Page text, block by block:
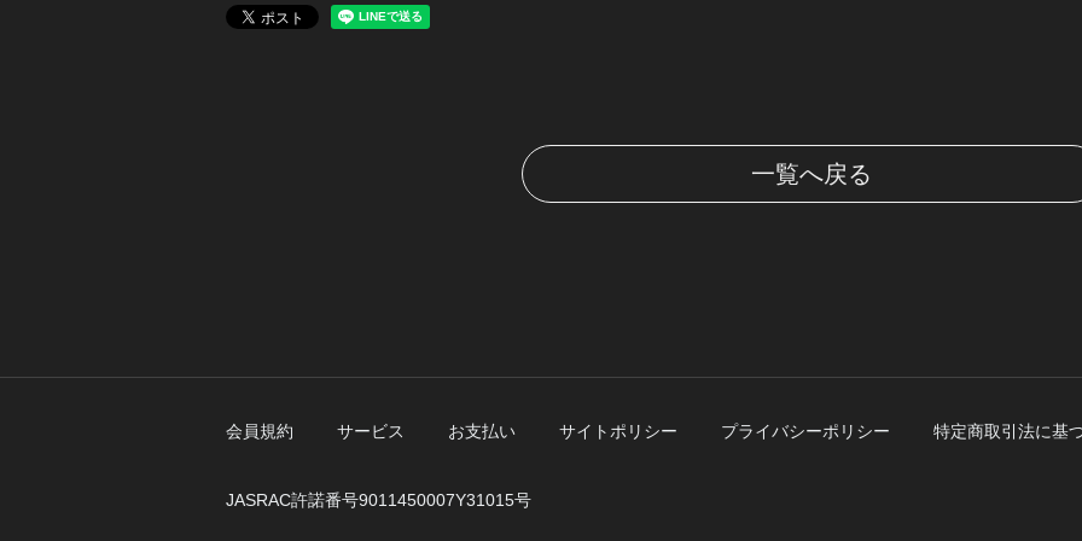
一覧へ戻る
会員規約 サービス お支払い サイトポリシー プライバシーポリシー 特定商取引法に基
JASRAC許諾番号9011450007Y31015号